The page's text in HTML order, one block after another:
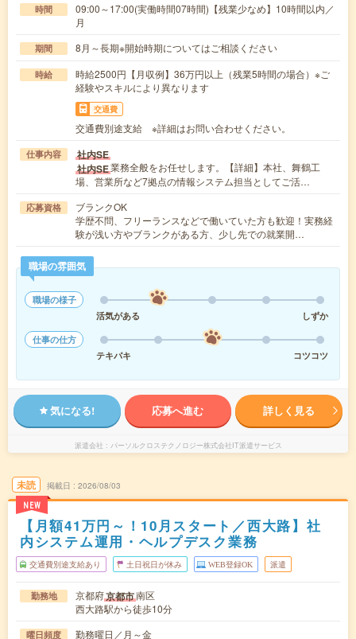
時間
09:00～17:00(実働時間07時間)【残業少なめ】10時間以内／
月
期間 8月～長期※開始時期についてはご相談ください
時給
時給2500円【月収例】36万円以上（残業5時間の場合）※ご
経験やスキルにより異なります
交通費
交通費別途支給 ※詳細はお問い合わせください。
仕事内容
社内SE
社内SE業務全般をお任せします。【詳細】本社、舞鶴工
場、営業所など7拠点の情報システム担当としてご活…
応募資格
ブランクOK
学歴不問、フリーランスなどで働いていた方も歓迎！実務経
験が浅い方やブランクがある方、少し先での就業開…
職場の雰囲気
職場の様子
活気がある
しずか
仕事の仕方
テキパキ
コツコツ
気になる! 応募へ進む 詳しく見る
派遣会社 パーソルクロステクノロジー株式会社IT派遣サービス
未読
NEW
掲載日 2026/08/03
【月額41万円～！10月スタート／西大路】社
内システム運用・ヘルプデスク業務
交通費別途支給あり 土日祝日が休み WEB登録OK 派遣
勤務地 京都府京都市南区
西大路駅から徒歩10分
曜日頻度 勤務曜日／月～金